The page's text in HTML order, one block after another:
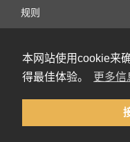
本网站使用cookie来
得最佳体验。
更多信
规则
© 2002-